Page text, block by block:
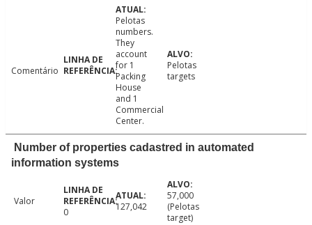
Comentário
Pelotas
numbers.
They
account
for 1
Packing
House
and 1
Commercial
Center.
Pelotas
targets
Number of properties cadastred in automated
information systems
Valor
0
127,042
57,000
(Pelotas
target)